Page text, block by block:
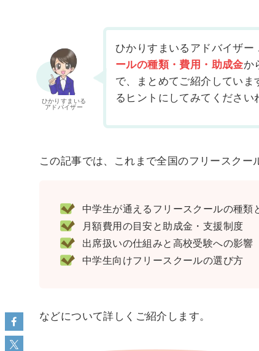
ひかりすまいる
アドバイザー
ひかりすまいるアドバイザー
ールの種類・費用・助成金か
で、まとめてご紹介してい
るヒントにしてみてください
この記事では、これまで全国のフリースクー
中学生が通えるフリースクールの種類
月額費用の目安と助成金・支援制度
出席扱いの仕組みと高校受験への影響
中学生向けフリースクールの選び方
などについて詳しくご紹介します。